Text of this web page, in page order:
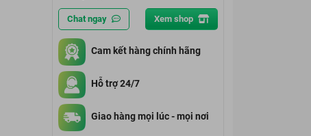
Chat ngay Xem shop
Cam kết hàng chính hãng
Hỗ trợ 24/7
Giao hàng mọi lúc - mọi nơi